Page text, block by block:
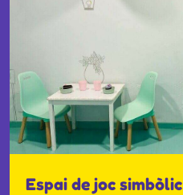
Espai de joc simbòlic